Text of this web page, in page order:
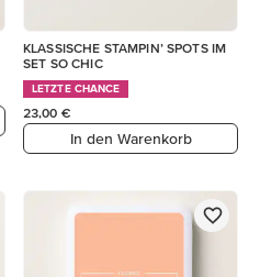
KLASSISCHE STAMPIN’ SPOTS IM
SET SO CHIC
LETZTE CHANCE
23,00 €
In den Warenkorb